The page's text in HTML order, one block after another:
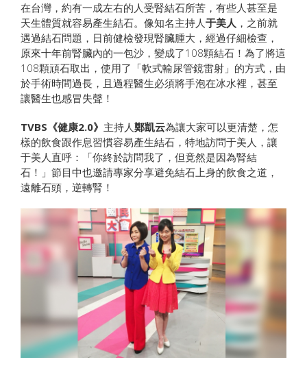
在台灣，約有一成左右的人受腎結石所苦，有些人甚至是
天生體質就容易產生結石。像知名主持人于美人 ，之前就
遇過結石問題，日前健檢發現腎臟腫大，經過仔細檢查，
原來十年前腎臟內的一包沙，變成了108顆結石！為了將這
108顆頑石取出，使用了「軟式輸尿管鏡雷射」的方式，由
於手術時間過長，且過程醫生必須將手泡在冰水裡，甚至
讓醫生也感冒失聲！
TVBS《健康2.0》 主持人鄭凱云為讓大家可以更清楚，怎
樣的飲食跟作息習慣容易產生結石，特地訪問于美人，讓
于美人直呼：「你終於訪問我了，但竟然是因為腎結
石！」節目中也邀請專家分享避免結石上身的飲食之道，
遠離石頭，逆轉腎！